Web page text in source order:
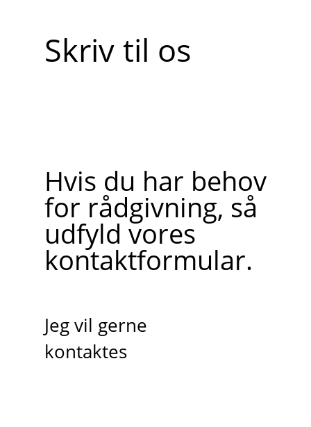
Skriv til os
Hvis du har behov
for rådgivning, så
udfyld vores
kontaktformular.
Jeg vil gerne
kontaktes